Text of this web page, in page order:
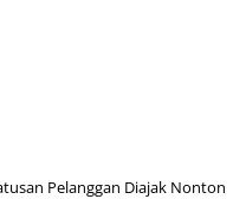
Pelanggan Diajak Nonton